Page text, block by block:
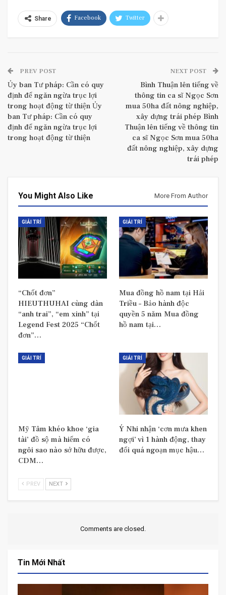
Share Facebook Twitter
PREV POST
Ủy ban Tư pháp: Cần có quy
định để ngăn ngừa trục lợi
trong hoạt động từ thiện Ủy
ban Tư pháp: Cần có quy
định để ngăn ngừa trục lợi
trong hoạt động từ thiện
NEXT POST
Bình Thuận lên tiếng về
thông tin ca sĩ Ngọc Sơn
mua 50ha đất nông nghiệp,
xây dựng trái phép Bình
Thuận lên tiếng về thông tin
ca sĩ Ngọc Sơn mua 50ha
đất nông nghiệp, xây dựng
trái phép
You Might Also Like More From Author
GIẢI TRÍ
“Chốt đơn”
HIEUTHUHAI cùng dàn
“anh trai”, “em xinh” tại
Legend Fest 2025 “Chốt
đơn”…
GIẢI TRÍ
Mua đồng hồ nam tại Hải
Triều – Bảo hành độc
quyền 5 năm Mua đồng
hồ nam tại…
GIẢI TRÍ
Mỹ Tâm khéo khoe ‘gia
tài’ đồ sộ mà hiếm có
ngôi sao nào sở hữu được,
CDM…
GIẢI TRÍ
Ý Nhi nhận ‘cơn mưa khen
ngợi’ vì 1 hành động, thay
đổi quá ngoạn mục hậu…
PREV NEXT
Comments are closed.
Tin Mới Nhất